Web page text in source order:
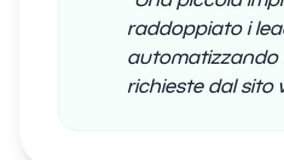
raddoppiato i
automatizzando
richieste dal sito